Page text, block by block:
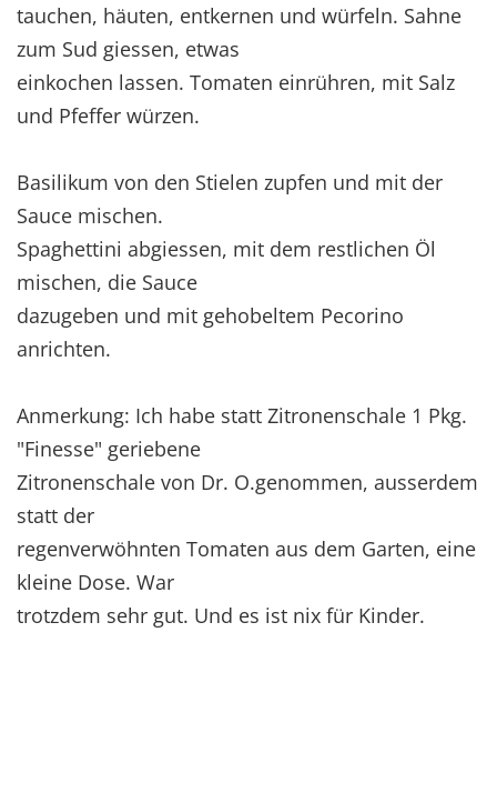
tauchen, häuten, entkernen und würfeln. Sahne
zum Sud giessen, etwas
einkochen lassen. Tomaten einrühren, mit Salz
und Pfeffer würzen.
Basilikum von den Stielen zupfen und mit der
Sauce mischen.
Spaghettini abgiessen, mit dem restlichen Öl
mischen, die Sauce
dazugeben und mit gehobeltem Pecorino
anrichten.
Anmerkung: Ich habe statt Zitronenschale 1 Pkg.
"Finesse" geriebene
Zitronenschale von Dr. O.genommen, ausserdem
statt der
regenverwöhnten Tomaten aus dem Garten, eine
kleine Dose. War
trotzdem sehr gut. Und es ist nix für Kinder.